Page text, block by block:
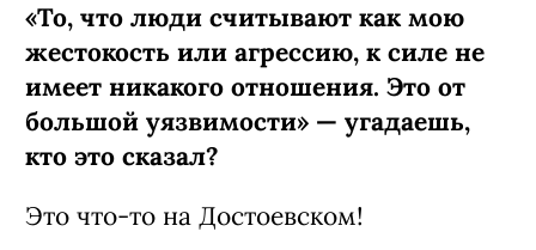
«То, что люди считывают как мою
жестокость или агрессию, к силе не
имеет никакого отношения. Это от
большой уязвимости» — угадаешь,
кто это сказал?
Это что-то на Достоевском!